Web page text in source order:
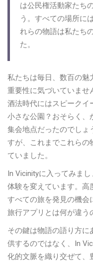
は公民権活動家たち
う。すべての場所に
れらの物語は私たち
た。
私たちは毎日、数百の魅
重要性に気づいていませ
酒法時代にはスピークイ
小さな公園？おそらく、
集会地点だったのでしょ
すが、これまでこれらの
ていました。
In Vicinityに入ってみま
体験を変えています。高
すべての旅を発見の機会
旅行アプリとは何が違う
その鍵は物語の語り方に
供するのではなく、In
化的文脈を織り交ぜて、